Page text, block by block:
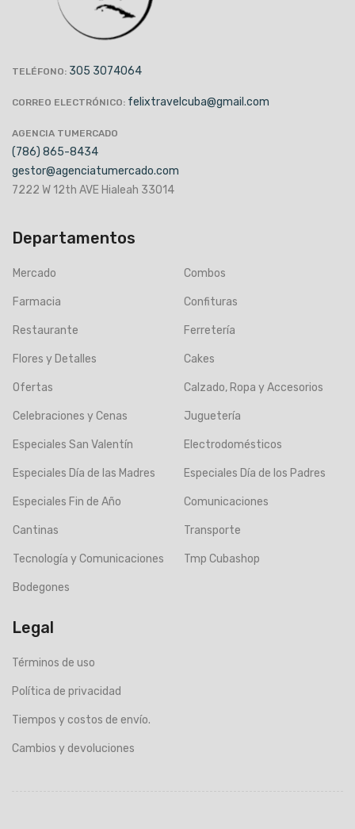
TELÉFONO: 305 3074064
CORREO ELECTRÓNICO: felixtravelcuba@gmail.com
AGENCIA TUMERCADO
(786) 865-8434
gestor@agenciatumercado.com
7222 W 12th AVE Hialeah 33014
Departamentos
Mercado Combos
Farmacia Confituras
Restaurante Ferretería
Flores y Detalles Cakes
Ofertas Calzado, Ropa y Accesorios
Celebraciones y Cenas Juguetería
Especiales San Valentín Electrodomésticos
Especiales Día de las Madres Especiales Día de los Padres
Especiales Fin de Año Comunicaciones
Cantinas Transporte
Tecnología y Comunicaciones Tmp Cubashop
Bodegones
Legal
Términos de uso
Política de privacidad
Tiempos y costos de envío.
Cambios y devoluciones